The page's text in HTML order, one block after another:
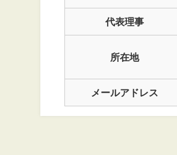
代表理事
所在地
メールアドレス